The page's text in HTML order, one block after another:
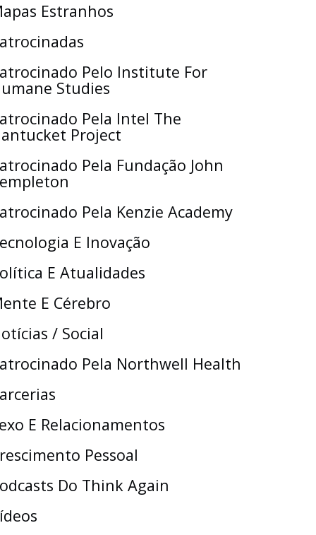
Estranhos
Pelo Institute For
Studies
Pela Intel The
Project
Pela Fundação John
Pela Kenzie Academy
E Inovação
E Atualidades
E Cérebro
/ Social
Pela Northwell Health
E Relacionamentos
Pessoal
Do Think Again